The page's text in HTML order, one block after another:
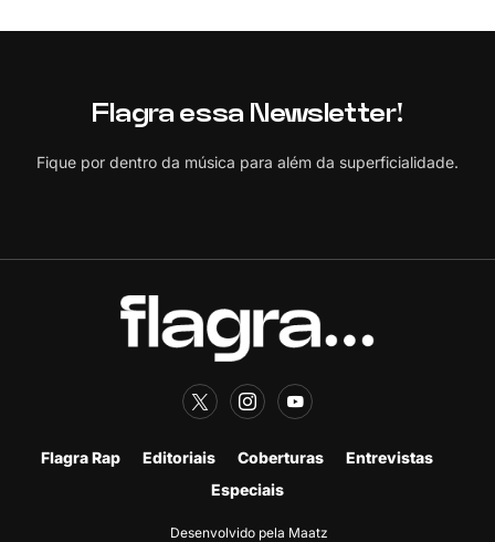
Flagra essa Newsletter!
Fique por dentro da música para além da superficialidade.
Flagra Rap Editoriais Coberturas
Entrevistas
Especiais
Desenvolvido pela Maatz